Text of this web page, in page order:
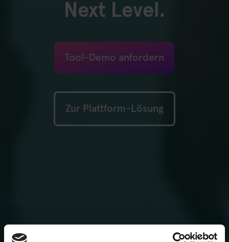
Next Level.
Tool-Demo anfordern
Zur Plattform-Lösung